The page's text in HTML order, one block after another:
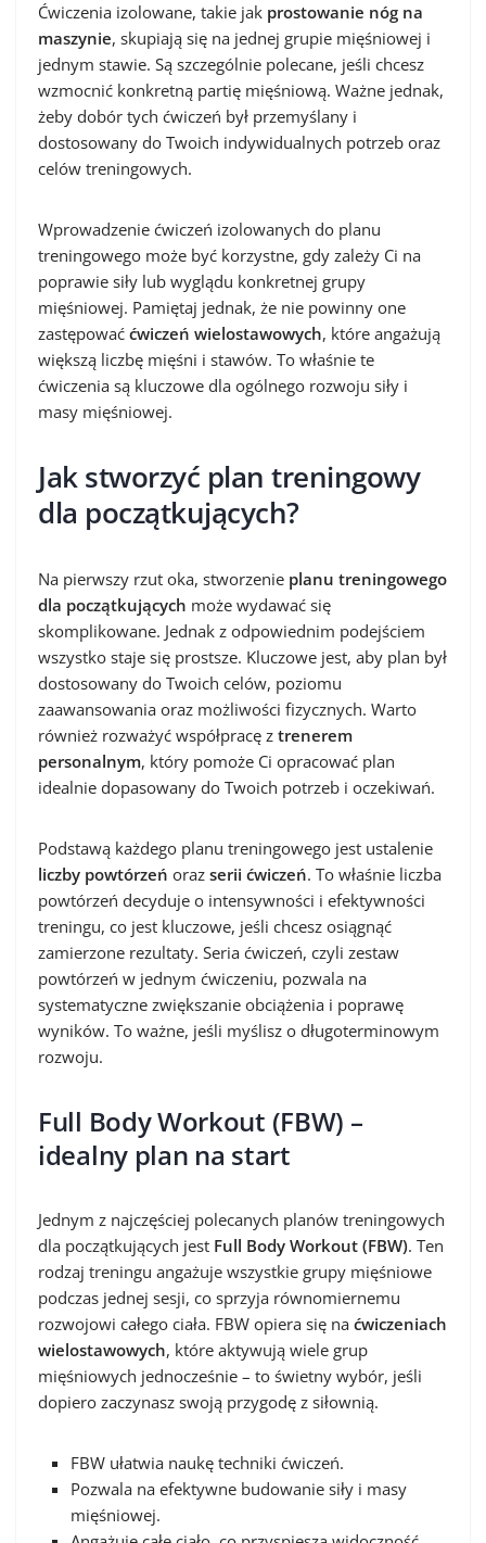
Ćwiczenia izolowane, takie jak prostowanie nóg na
maszynie, skupiają się na jednej grupie mięśniowej i
jednym stawie. Są szczególnie polecane, jeśli chcesz
wzmocnić konkretną partię mięśniową. Ważne jednak,
żeby dobór tych ćwiczeń był przemyślany i
dostosowany do Twoich indywidualnych potrzeb oraz
celów treningowych.
Wprowadzenie ćwiczeń izolowanych do planu
treningowego może być korzystne, gdy zależy Ci na
poprawie siły lub wyglądu konkretnej grupy
mięśniowej. Pamiętaj jednak, że nie powinny one
zastępować ćwiczeń wielostawowych, które angażują
większą liczbę mięśni i stawów. To właśnie te
ćwiczenia są kluczowe dla ogólnego rozwoju siły i
masy mięśniowej.
Jak stworzyć plan treningowy
dla początkujących?
Na pierwszy rzut oka, stworzenie planu treningowego
dla początkujących może wydawać się
skomplikowane. Jednak z odpowiednim podejściem
wszystko staje się prostsze. Kluczowe jest, aby plan był
dostosowany do Twoich celów, poziomu
zaawansowania oraz możliwości fizycznych. Warto
również rozważyć współpracę z trenerem
personalnym, który pomoże Ci opracować plan
idealnie dopasowany do Twoich potrzeb i oczekiwań.
Podstawą każdego planu treningowego jest ustalenie
liczby powtórzeń oraz serii ćwiczeń. To właśnie liczba
powtórzeń decyduje o intensywności i efektywności
treningu, co jest kluczowe, jeśli chcesz osiągnąć
zamierzone rezultaty. Seria ćwiczeń, czyli zestaw
powtórzeń w jednym ćwiczeniu, pozwala na
systematyczne zwiększanie obciążenia i poprawę
wyników. To ważne, jeśli myślisz o długoterminowym
rozwoju.
Full Body Workout (FBW) –
idealny plan na start
Jednym z najczęściej polecanych planów treningowych
dla początkujących jest Full Body Workout (FBW). Ten
rodzaj treningu angażuje wszystkie grupy mięśniowe
podczas jednej sesji, co sprzyja równomiernemu
rozwojowi całego ciała. FBW opiera się na ćwiczeniach
wielostawowych, które aktywują wiele grup
mięśniowych jednocześnie – to świetny wybór, jeśli
dopiero zaczynasz swoją przygodę z siłownią.
FBW ułatwia naukę techniki ćwiczeń.
Pozwala na efektywne budowanie siły i masy
mięśniowej.